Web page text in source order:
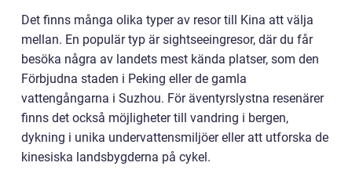
Det finns många olika typer av resor till Kina att välja
mellan. En populär typ är sightseeingresor, där du får
besöka några av landets mest kända platser, som den
Förbjudna staden i Peking eller de gamla
vattengångarna i Suzhou. För äventyrslystna resenärer
finns det också möjligheter till vandring i bergen,
dykning i unika undervattensmiljöer eller att utforska de
kinesiska landsbygderna på cykel.